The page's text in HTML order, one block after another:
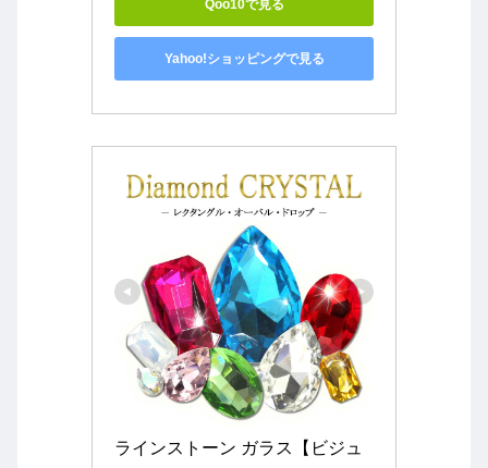
Qoo10で見る
Yahoo!ショッピングで見る
ラインストーン ガラス【ビジュ